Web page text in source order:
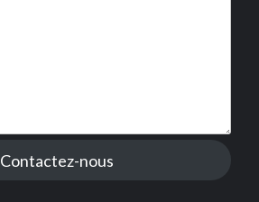
Contactez-nous